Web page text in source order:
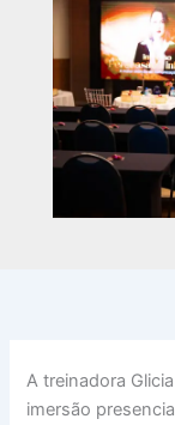
A treinadora
imersão